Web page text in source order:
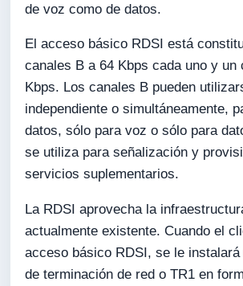
de voz como de datos.
El acceso básico RDSI está
canales B a 64 Kbps cada uno y un
Kbps. Los canales B pueden
independiente o simultáneamente,
datos, sólo para voz o sólo para
se utiliza para señalización y
servicios suplementarios.
La RDSI aprovecha la
actualmente existente. Cuando el
acceso básico RDSI, se le
de terminación de red o TR1 en